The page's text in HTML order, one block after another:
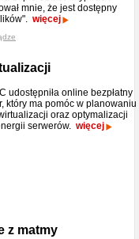
mnie, że jest dostępny
więcej
udostępniła online bezpłatny
który ma pomóc w planowaniu
oraz optymalizacji
serwerów. więcej
z matmy